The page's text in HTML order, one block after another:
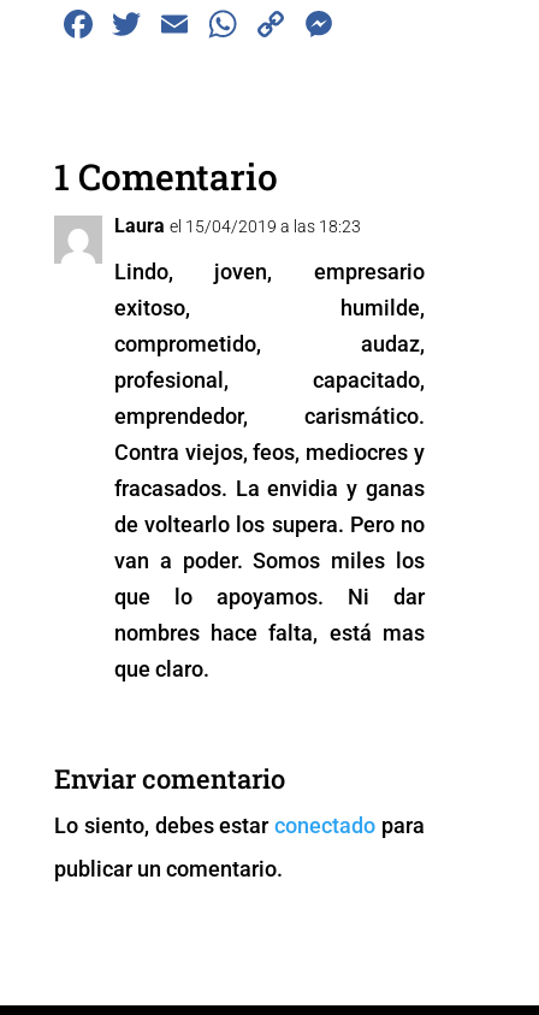
F
b
o
o
k
T
E
W
A
p
p
C
n
g
er
1 Comentario
Laura el 15/04/2019 a las 18:23
Lindo, joven, empresario
exitoso, humilde,
comprometido, audaz,
profesional, capacitado,
emprendedor, carismático.
Contra viejos, feos, mediocres y
fracasados. La envidia y ganas
de voltearlo los supera. Pero no
van a poder. Somos miles los
que lo apoyamos. Ni dar
nombres hace falta, está mas
que claro.
Enviar comentario
Lo siento, debes estarconectado para
publicar un comentario.